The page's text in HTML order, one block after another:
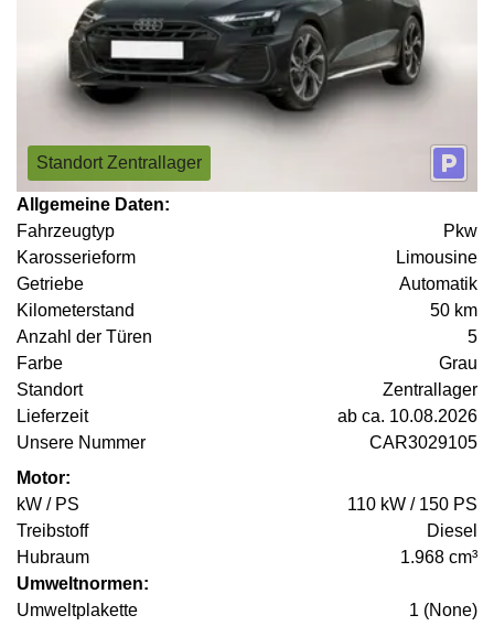
Standort Zentrallager
Allgemeine Daten:
Fahrzeugtyp
Pkw
Karosserieform
Limousine
Getriebe
Automatik
Kilometerstand
50 km
Anzahl der Türen
5
Farbe
Grau
Standort
Zentrallager
Lieferzeit
ab ca. 10.08.2026
Unsere Nummer
CAR3029105
Motor:
kW / PS
110 kW / 150 PS
Treibstoff
Diesel
Hubraum
1.968 cm³
Umweltnormen:
Umweltplakette
1 (None)